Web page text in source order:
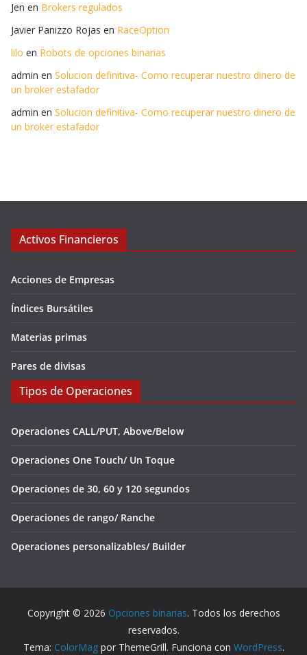
Jen en Brokers regulados
Javier Panizzo Rojas en RaceOption
lilo en Robots de opciones binarias
admin en Solucion definitiva- Como recuperar nuestro dinero de
un broker estafador
admin en Solucion definitiva- Como recuperar nuestro dinero de
un broker estafador
Activos Financieros
Acciones de Empresas
Índices Bursátiles
Materias primas
Pares de divisas
Tipos de Operaciones
Operaciones CALL/PUT, Above/Below
Operaciones One Touch/ Un Toque
Operaciones de 30, 60 y 120 segundos
Operaciones de rango/ Ranche
Operaciones personalizables/ Builder
Copyright © 2026 Opciones binarias. Todos los derechos
reservados.
Tema: ColorMagpor ThemeGrill. Funciona con WordPress.